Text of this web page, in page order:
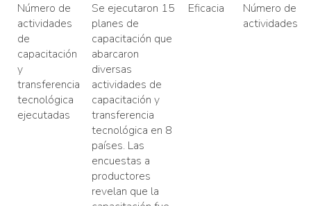
Número de
actividades
de
capacitación
y
transferencia
tecnológica
ejecutadas
Se ejecutaron 15
planes de
capacitación que
abarcaron
diversas
actividades de
capacitación y
transferencia
tecnológica en 8
países. Las
encuestas a
productores
revelan que la
Eficacia
Número de
actividades